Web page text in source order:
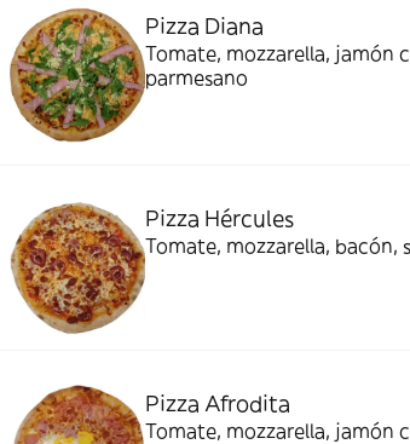
Pizza Diana
Tomate, mozzarella, jamón
parmesano
Pizza Hércules
Tomate, mozzarella, bacón,
Pizza Afrodita
Tomate, mozzarella, jamón